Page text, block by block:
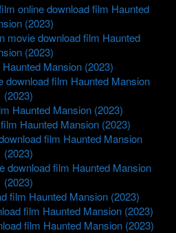
online download film Haunted
(2023)
movie download film Haunted
(2023)
Mansion (2023)
download film Haunted Mansion
(2023)
Haunted Mansion (2023)
Haunted Mansion (2023)
film Haunted Mansion
(2023)
download film Haunted Mansion
(2023)
film Haunted Mansion (2023)
film Haunted Mansion (2023)
film Haunted Mansion (2023)